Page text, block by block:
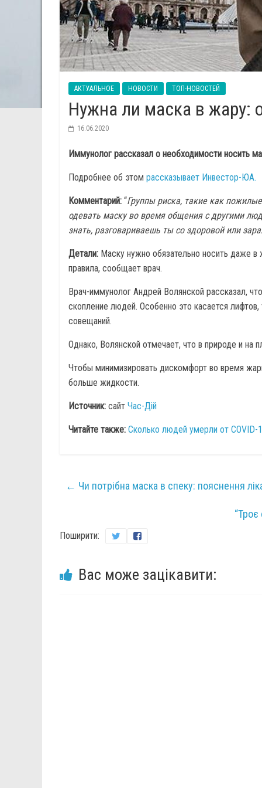
АКТУАЛЬНОЕ НОВОСТИ ТОП-НОВОСТЕЙ
Нужна ли маска в жару:
16.06.2020
Иммунолог рассказал о необходимости носить
Подробнее об этом рассказывает Инвестор-ЮА.
Комментарий: “Группы риска, такие как
одевать маску во время общения с другими
знать, разговариваешь ты со здоровой или
Детали: Маску нужно обязательно носить даже в
правила, сообщает врач.
Врач-иммунолог Андрей Волянской рассказал,
скопление людей. Особенно это касается
совещаний.
Однако, Волянской отмечает, что в природе и
Чтобы минимизировать дискомфорт во время
больше жидкости.
Источник: сайт Час-Дій
Читайте также: Сколько людей умерли от COVID-
← Чи потрібна маска в спеку: пояснення
“Троє
Поширити:
Вас може зацікавити: